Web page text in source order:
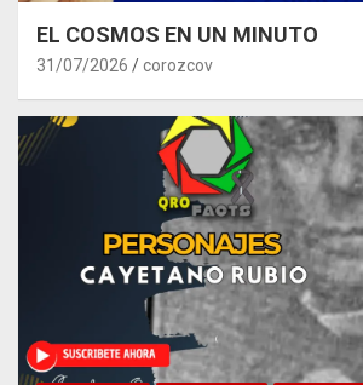
EL COSMOS EN UN MINUTO
31/07/2026 corozcov